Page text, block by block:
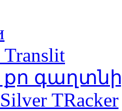
Translit
քո
TRacker